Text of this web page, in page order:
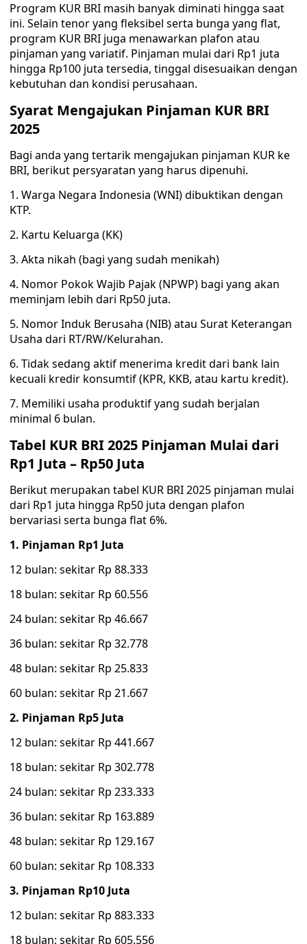
Program KUR BRI masih banyak diminati hingga saat
ini. Selain tenor yang fleksibel serta bunga yang flat,
program KUR BRI juga menawarkan plafon atau
pinjaman yang variatif. Pinjaman mulai dari Rp1 juta
hingga Rp100 juta tersedia, tinggal disesuaikan dengan
kebutuhan dan kondisi perusahaan.
Syarat Mengajukan Pinjaman KUR BRI
2025
Bagi anda yang tertarik mengajukan pinjaman KUR ke
BRI, berikut persyaratan yang harus dipenuhi.
1. Warga Negara Indonesia (WNI) dibuktikan dengan
KTP.
2. Kartu Keluarga (KK)
3. Akta nikah (bagi yang sudah menikah)
4. Nomor Pokok Wajib Pajak (NPWP) bagi yang akan
meminjam lebih dari Rp50 juta.
5. Nomor Induk Berusaha (NIB) atau Surat Keterangan
Usaha dari RT/RW/Kelurahan.
6. Tidak sedang aktif menerima kredit dari bank lain
kecuali kredir konsumtif (KPR, KKB, atau kartu kredit).
7. Memiliki usaha produktif yang sudah berjalan
minimal 6 bulan.
Tabel KUR BRI 2025 Pinjaman Mulai dari
Rp1 Juta – Rp50 Juta
Berikut merupakan tabel KUR BRI 2025 pinjaman mulai
dari Rp1 juta hingga Rp50 juta dengan plafon
bervariasi serta bunga flat 6%.
1. Pinjaman Rp1 Juta
12 bulan: sekitar Rp 88.333
18 bulan: sekitar Rp 60.556
24 bulan: sekitar Rp 46.667
36 bulan: sekitar Rp 32.778
48 bulan: sekitar Rp 25.833
60 bulan: sekitar Rp 21.667
2. Pinjaman Rp5 Juta
12 bulan: sekitar Rp 441.667
18 bulan: sekitar Rp 302.778
24 bulan: sekitar Rp 233.333
36 bulan: sekitar Rp 163.889
48 bulan: sekitar Rp 129.167
60 bulan: sekitar Rp 108.333
3. Pinjaman Rp10 Juta
12 bulan: sekitar Rp 883.333
18 bulan: sekitar Rp 605.556